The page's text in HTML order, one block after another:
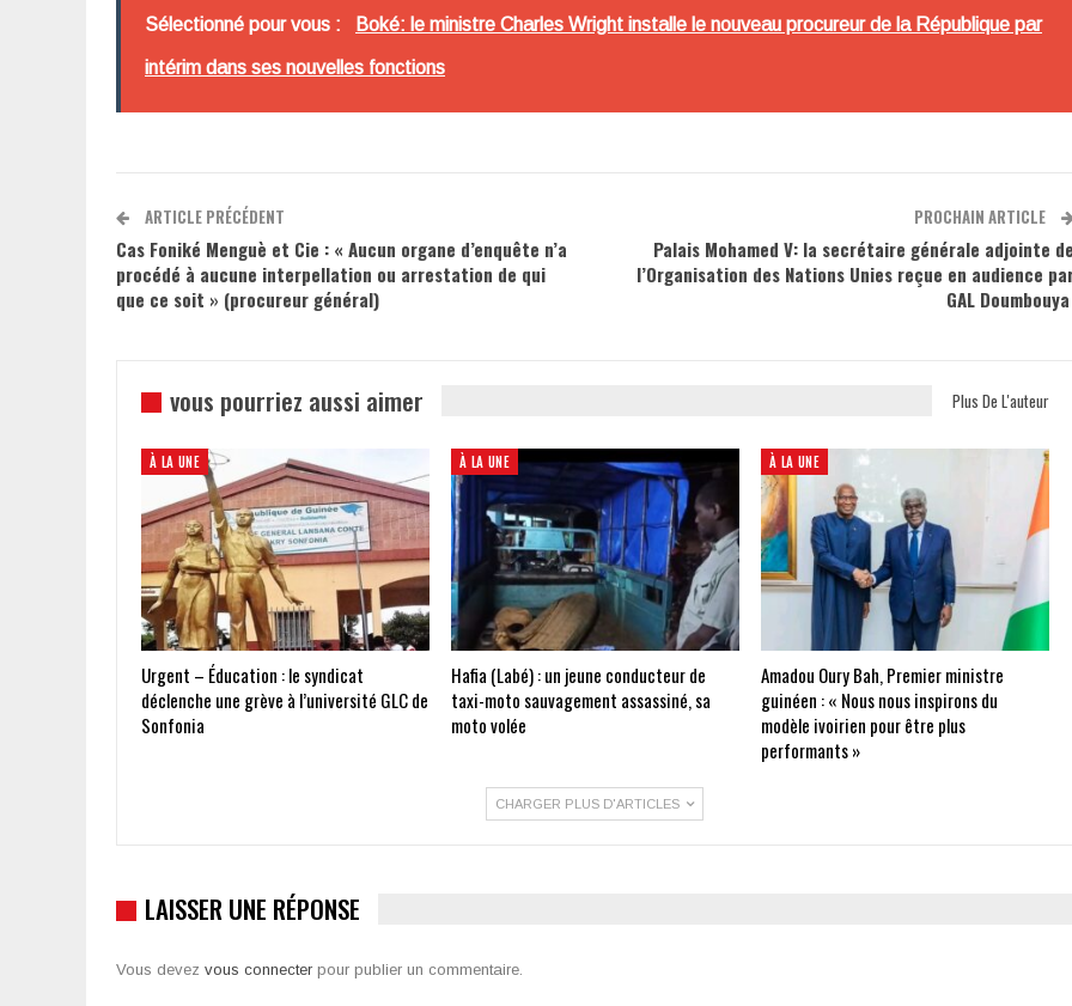
Sélectionné pour vous : Boké: le ministre Charles Wright installe le nouveau procureur de la République par
intérim dans ses nouvelles fonctions
ARTICLE PRÉCÉDENT
Cas Foniké Menguè et Cie : « Aucun organe d’enquête n’a
procédé à aucune interpellation ou arrestation de qui
que ce soit » (procureur général)
PROCHAIN ARTICLE
Palais Mohamed V: la secrétaire générale adjointe de
l’Organisation des Nations Unies reçue en audience
GAL Doumbouya
vous pourriez aussi aimer Plus De L'auteur
À LA UNE
Urgent – Éducation : le syndicat
déclenche une grève à l’université GLC de
Sonfonia
À LA UNE
Hafia (Labé) : un jeune conducteur de
taxi-moto sauvagement assassiné, sa
moto volée
À LA UNE
Amadou Oury Bah, Premier ministre
guinéen : « Nous nous inspirons du
modèle ivoirien pour être plus
performants »
CHARGER PLUS D'ARTICLES
LAISSER UNE RÉPONSE
Vous devez vous connecter pour publier un commentaire.